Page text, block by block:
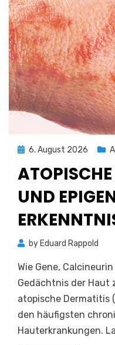
Posted
6. August 2026
UND
by Eduard Rappold
Wie Gene,
Gedächtnis der Haut
atopische Dermatitis
den häufigsten
Hauterkrankungen.